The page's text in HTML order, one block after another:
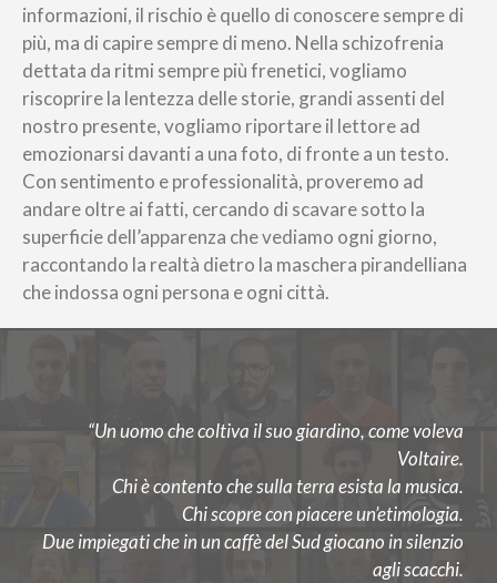
“Un uomo che coltiva il suo giardino, come voleva
Voltaire.
Chi è contento che sulla terra esista la musica.
Chi scopre con piacere un’etimologia.
Due impiegati che in un caffè del Sud giocano in silenzio
agli scacchi.
informazioni, il rischio è quello di conoscere sempre di
più, ma di capire sempre di meno. Nella schizofrenia
dettata da ritmi sempre più frenetici, vogliamo
riscoprire la lentezza delle storie, grandi assenti del
nostro presente, vogliamo riportare il lettore ad
emozionarsi davanti a una foto, di fronte a un testo.
Con sentimento e professionalità, proveremo ad
andare oltre ai fatti, cercando di scavare sotto la
superficie dell’apparenza che vediamo ogni giorno,
raccontando la realtà dietro la maschera pirandelliana
che indossa ogni persona e ogni città.